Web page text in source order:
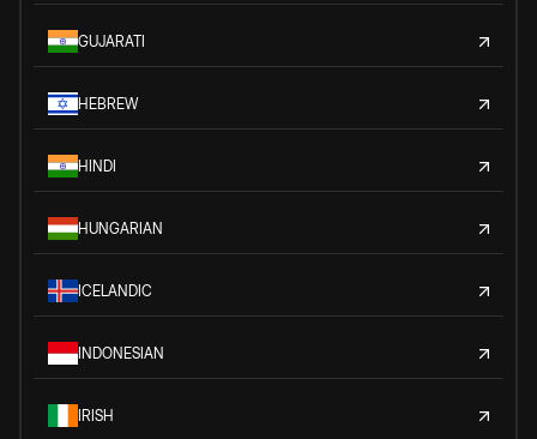
GUJARATI
HEBREW
HINDI
HUNGARIAN
ICELANDIC
INDONESIAN
IRISH